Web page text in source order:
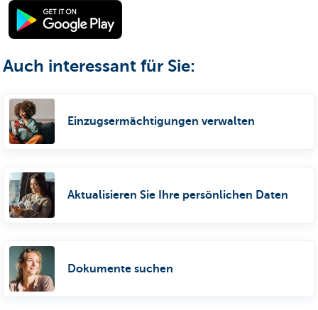
Auch interessant für Sie:
Einzugsermächtigungen verwalten
Aktualisieren Sie Ihre persönlichen Daten
Dokumente suchen